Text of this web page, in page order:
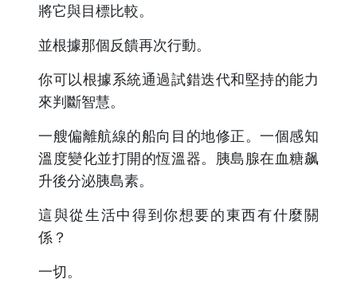
將它與目標比較。
並根據那個反饋再次行動。
你可以根據系統通過試錯迭代和堅持的能力
來判斷智慧。
一艘偏離航線的船向目的地修正。一個感知
溫度變化並打開的恆溫器。胰島腺在血糖飙
升後分泌胰島素。
這與從生活中得到你想要的東西有什麼關
係？
一切。